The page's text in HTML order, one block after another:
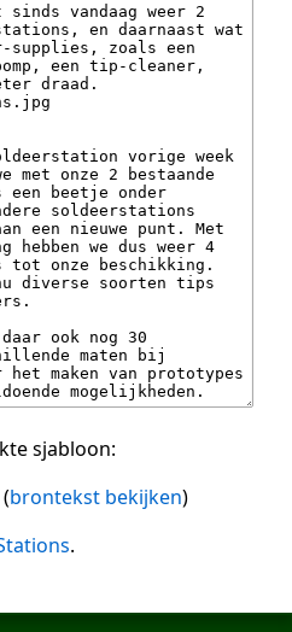
sjabloon:
(brontekst bekijken)
.